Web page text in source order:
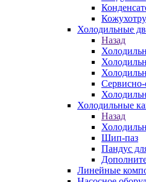
Холодильные
Назад
Сервисно-
Холодильные
Назад
Шип-паз
Пандус
Линейные